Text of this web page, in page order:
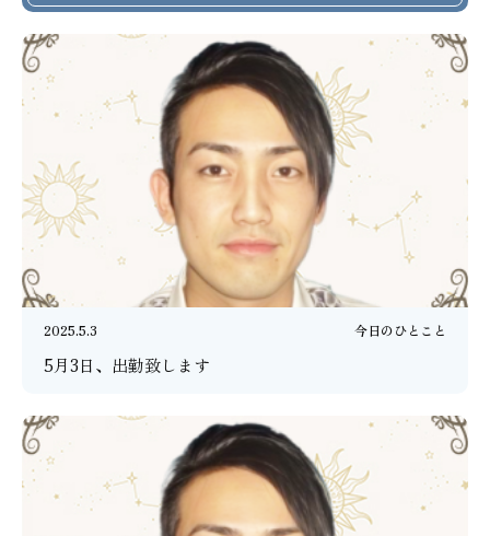
2025.5.3 今日のひとこと
5月3日、出勤致します